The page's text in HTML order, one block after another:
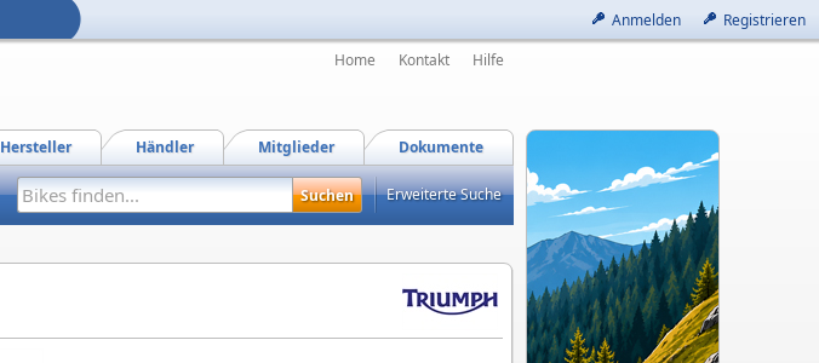
Anmelden Registrieren
Home Kontakt Hilfe
Dokumente
Mitglieder
Händler
Hersteller
Erweiterte Suche